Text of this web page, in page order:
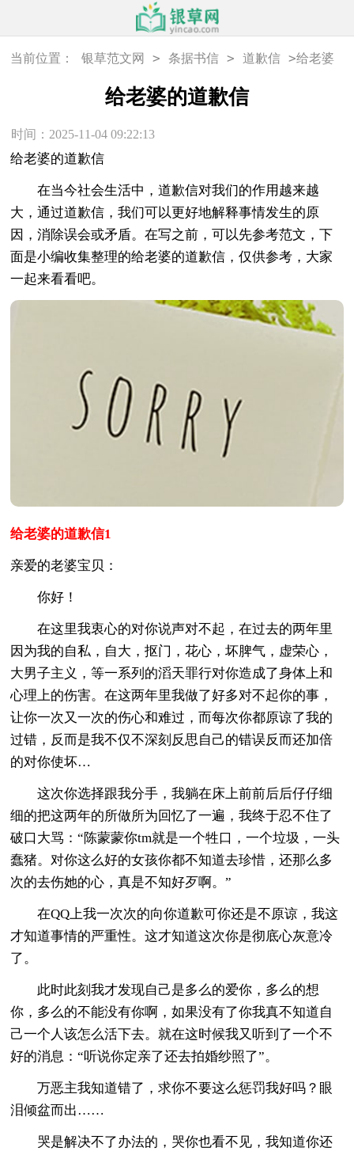
当前位置： 银草范文网 > 条据书信 > 道歉信 >给老婆
给老婆的道歉信
时间：2025-11-04 09:22:13
给老婆的道歉信
在当今社会生活中，道歉信对我们的作用越来越
大，通过道歉信，我们可以更好地解释事情发生的原
因，消除误会或矛盾。在写之前，可以先参考范文，下
面是小编收集整理的给老婆的道歉信，仅供参考，大家
一起来看看吧。
给老婆的道歉信1
亲爱的老婆宝贝：
你好！
在这里我衷心的对你说声对不起，在过去的两年里
因为我的自私，自大，抠门，花心，坏脾气，虚荣心，
大男子主义，等一系列的滔天罪行对你造成了身体上和
心理上的伤害。在这两年里我做了好多对不起你的事，
让你一次又一次的伤心和难过，而每次你都原谅了我的
过错，反而是我不仅不深刻反思自己的错误反而还加倍
的对你使坏…
这次你选择跟我分手，我躺在床上前前后后仔仔细
细的把这两年的所做所为回忆了一遍，我终于忍不住了
破口大骂：“陈蒙蒙你tm就是一个牲口，一个垃圾，一头
蠢猪。对你这么好的女孩你都不知道去珍惜，还那么多
次的去伤她的心，真是不知好歹啊。”
在QQ上我一次次的向你道歉可你还是不原谅，我这
才知道事情的严重性。这才知道这次你是彻底心灰意冷
了。
此时此刻我才发现自己是多么的爱你，多么的想
你，多么的不能没有你啊，如果没有了你我真不知道自
己一个人该怎么活下去。就在这时候我又听到了一个不
好的消息：“听说你定亲了还去拍婚纱照了”。
万恶主我知道错了，求你不要这么惩罚我好吗？眼
泪倾盆而出……
哭是解决不了办法的，哭你也看不见，我知道你还